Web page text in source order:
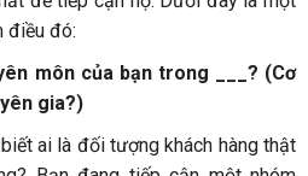
điều đó:
môn của bạn trong ___? (Cơ
gia?)
ai là đối tượng khách hàng thật